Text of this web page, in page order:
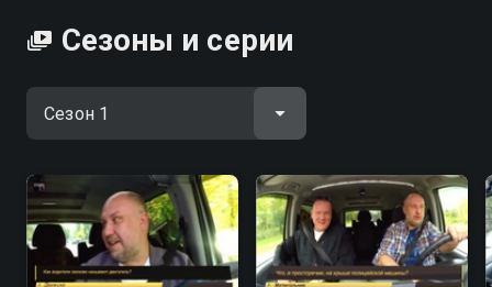
Сезоны и серии